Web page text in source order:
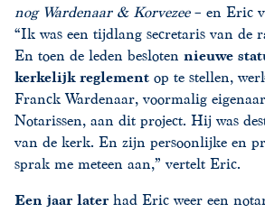
nog Wardenaar & Korvezee– en Eric
“Ik was een tijdlang secretaris van de
En toen de leden besloten nieuwe
kerkelijk reglement op te stellen,
Franck Wardenaar, voormalig
Notarissen, aan dit project. Hij was
van de kerk. En zijn persoonlijke en
sprak me meteen aan,” vertelt Eric.
Een jaar later had Eric weer een